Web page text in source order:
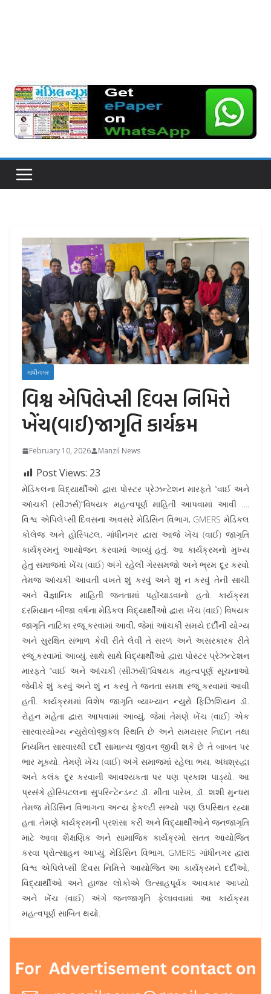
ગાંધીનગર
વિશ્વ એપિલેપ્સી દિવસ નિમિત્તે
ખેંચ(વાઈ)જાગૃતિ કાર્યક્રમ
February 10, 2026 Manzil News
Post Views: 23
મેડિકલના વિદ્યાર્થીઓ દ્વારા પોસ્ટર પ્રેઝન્ટેશન મારફતે “વાઈ અને
આંચકી (સીઝર્સ)”વિષયક મહત્વપૂર્ણ માહિતી આપવામાં આવી ….
વિશ્વ એપિલેપ્સી દિવસના અવસરે મેડિસિન વિભાગ, GMERS મેડિકલ
કોલેજ અને હોસ્પિટલ, ગાંધીનગર દ્વારા આજે ખેંચ (વાઈ) જાગૃતિ
કાર્યક્રમનું આયોજન કરવામાં આવ્યું હતું. આ કાર્યક્રમનો મુખ્ય
હેતુ સમાજમાં ખેંચ (વાઈ) અંગે રહેલી ગેરસમજો અને ભ્રમ દૂર કરવો
તેમજ આંચકી આવતી વખતે શું કરવું અને શું ન કરવું તેની સાચી
અને વૈજ્ઞાનિક માહિતી જનતામાં પહોંચાડવાનો હતો. કાર્યક્રમ
દરમિયાન બીજા વર્ષના મેડિકલ વિદ્યાર્થીઓ દ્વારા ખેંચ (વાઈ) વિષયક
જાગૃતિ નાટિકા રજૂ કરવામાં આવી, જેમાં આંચકી સમયે દર્દીની યોગ્ય
અને સુરક્ષિત સંભાળ કેવી રીતે લેવી તે સરળ અને અસરકારક રીતે
રજૂ કરવામાં આવ્યું. સાથે સાથે વિદ્યાર્થીઓ દ્વારા પોસ્ટર પ્રેઝન્ટેશન
મારફતે “વાઈ અને આંચકી (સીઝર્સ)”વિષયક મહત્વપૂર્ણ સૂચનાઓ
જેવીકે શું કરવું અને શું ન કરવું તે જનતા સમક્ષ રજૂ કરવામાં આવી
હતી. કાર્યક્રમમાં વિશેષ જાગૃતિ વ્યાખ્યાન ન્યુરો ફિઝિશિયન ડૉ.
રોહન મહેતા દ્વારા આપવામાં આવ્યું, જેમાં તેમણે ખેંચ (વાઈ) એક
સારવારયોગ્ય ન્યુરોલોજીકલ સ્થિતિ છે અને સમયસર નિદાન તથા
નિયમિત સારવારથી દર્દી સામાન્ય જીવન જીવી શકે છે તે બાબત પર
ભાર મૂક્યો. તેમણે ખેંચ (વાઈ) અંગે સમાજમાં રહેલા ભય, અંધશ્રદ્ધા
અને કલંક દૂર કરવાની આવશ્યકતા પર પણ પ્રકાશ પાડ્યો. આ
પ્રસંગે હોસ્પિટલના સુપરિન્ટેન્ડન્ટ ડૉ. મીતા પારેખ, ડૉ. શશી મુન્ધરા
તેમજ મેડિસિન વિભાગના અન્ય ફેકલ્ટી સભ્યો પણ ઉપસ્થિત રહ્યા
હતા. તેમણે કાર્યક્રમની પ્રશંસા કરી અને વિદ્યાર્થીઓને જનજાગૃતિ
માટે આવા શૈક્ષણિક અને સામાજિક કાર્યક્રમો સતત આયોજિત
કરવા પ્રોત્સાહન આપ્યું. મેડિસિન વિભાગ, GMERS ગાંધીનગર દ્વારા
વિશ્વ એપિલેપ્સી દિવસ નિમિત્તે આયોજિત આ કાર્યક્રમને દર્દીઓ,
વિદ્યાર્થીઓ અને હાજર લોકોએ ઉત્સાહપૂર્વક આવકાર આપ્યો
અને ખેંચ (વાઈ) અંગે જનજાગૃતિ ફેલાવવામાં આ કાર્યક્રમ
મહત્વપૂર્ણ સાબિત થયો.